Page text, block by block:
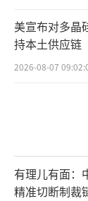
美宣布对多晶
持本土供应链
2026-08-07
有理儿有面：
精准切断制裁